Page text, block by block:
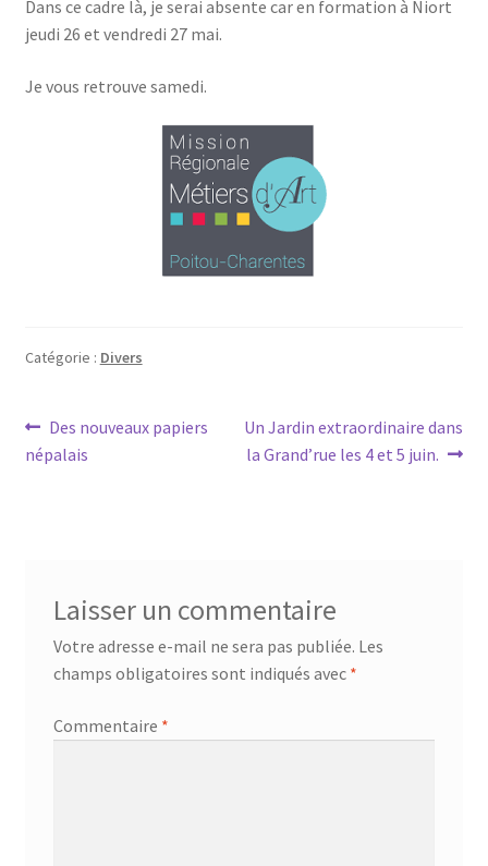
Dans ce cadre là, je serai absente car en formation à Niort
jeudi 26 et vendredi 27 mai.
Je vous retrouve samedi.
Catégorie : Divers
Navigation
de
Article
précédent :
Des nouveaux papiers
népalais
Article
suivant :
Un Jardin extraordinaire dans
la Grand’rue les 4 et 5 juin.
Laisser un commentaire
Votre adresse e-mail ne sera pas publiée. Les
champs obligatoires sont indiqués avec *
Commentaire *